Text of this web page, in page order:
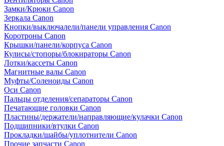
Замки/Крюки Canon
Зеркала Canon
Кнопки/выключалели/панели управления Canon
Коротроны Canon
Крышки/панели/корпуса Canon
Кулисы/стопоры/блокираторы Canon
Лотки/кассеты Canon
Магнитные валы Canon
Муфты/Соленоиды Canon
Оси Canon
Пальцы отделения/сепараторы Canon
Печатающие головки Canon
Пластины/держатели/направляющие/кулачки Canon
Подшипники/втулки Canon
Прокладки/шайбы/уплотнители Canon
Прочие запчасти Canon